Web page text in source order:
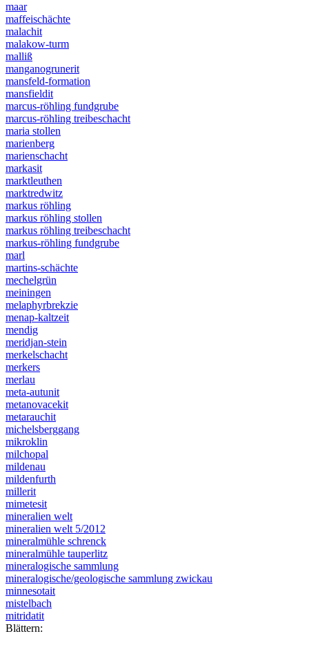
maar
maffeischächte
malachit
malakow-turm
malliß
manganogrunerit
mansfeld-formation
mansfieldit
marcus-röhling fundgrube
marcus-röhling treibeschacht
maria stollen
marienberg
marienschacht
markasit
marktleuthen
marktredwitz
markus röhling
markus röhling stollen
markus röhling treibeschacht
markus-röhling fundgrube
marl
martins-schächte
mechelgrün
meiningen
melaphyrbrekzie
menap-kaltzeit
mendig
meridjan-stein
merkelschacht
merkers
merlau
meta-autunit
metanovacekit
metarauchit
michelsberggang
mikroklin
milchopal
mildenau
mildenfurth
millerit
mimetesit
mineralien welt
mineralien welt 5/2012
mineralmühle schrenck
mineralmühle tauperlitz
mineralogische sammlung
mineralogische/geologische sammlung zwickau
minnesotait
mistelbach
mitridatit
Blättern: